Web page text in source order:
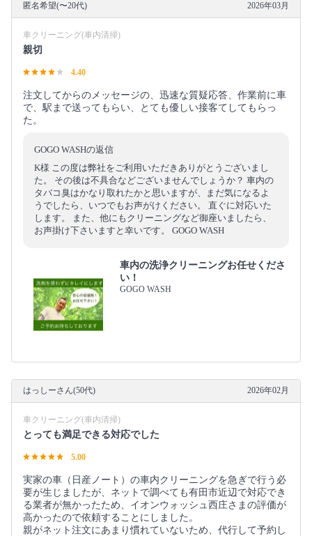
匿名希望(〜20代) 2026年03月
車クリーニング(車内清掃)
親切
4.40
注文してからのメッセージの、迅速な質疑応答、作業前に車
で、駅まで送ってもらい、とても優しい接客てしてもらっ
た。
GOGO WASHの返信
K様 この度は弊社をご利用いただきありがとうございまし
た。 その後は不具合などございませんでしょうか？ 車内の
タバコ臭はかなり取れたかと思いますが、まだ気になるよ
うでしたら、いつでもお声がけください。 直ぐに対応いた
します。 また、他にもクリーニングなど御座いましたら、
お声掛け下さいますと幸いです。 GOGO WASH
車内の洗浄クリーニングお任せくださ
い！
GOGO WASH
はっしーさん(50代) 2026年02月
車クリーニング(車内清掃)
とっても満足できる対応でした
5.00
実家の車（日産ノート）の車内クリーニングを急ぎで行う必
要が生じましたが、ネットで調べても有田市近辺で対応でき
る業者が無かったため、イオンウォッシュ西庄さまの評価が
高かったので依頼することにしました。
親がネット注文にあまり慣れていないため、代行して予約し